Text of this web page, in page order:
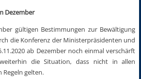
Dezember
gültigen Bestimmungen zur Bewältigung
die Konferenz der Ministerpräsidenten und
ab Dezember noch einmal verschärft
die Situation, dass nicht in allen
Regeln gelten.